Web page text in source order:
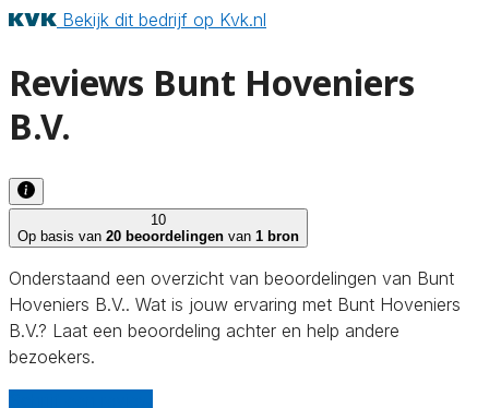
Bekijk dit bedrijf op Kvk.nl
Reviews Bunt Hoveniers
B.V.
10
Op basis van 20 beoordelingen van 1 bron
Onderstaand een overzicht van beoordelingen van Bunt
Hoveniers B.V.. Wat is jouw ervaring met Bunt Hoveniers
B.V.? Laat een beoordeling achter en help andere
bezoekers.